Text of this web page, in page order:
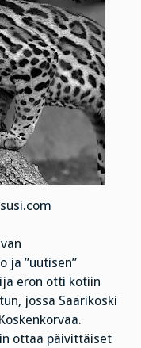
ja ”uutisen”
eron otti kotiin
jossa Saarikoski
ottaa päivittäiset